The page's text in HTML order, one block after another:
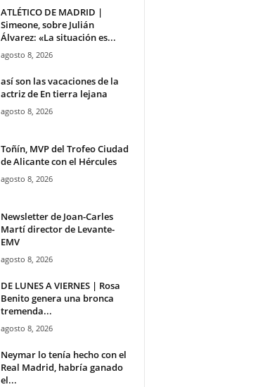
ATLÉTICO DE MADRID |
Simeone, sobre Julián
Álvarez: «La situación es...
agosto 8, 2026
así son las vacaciones de la
actriz de En tierra lejana
agosto 8, 2026
Toñín, MVP del Trofeo Ciudad
de Alicante con el Hércules
agosto 8, 2026
Newsletter de Joan-Carles
Martí director de Levante-
EMV
agosto 8, 2026
DE LUNES A VIERNES | Rosa
Benito genera una bronca
tremenda...
agosto 8, 2026
Neymar lo tenía hecho con el
Real Madrid, habría ganado
el...